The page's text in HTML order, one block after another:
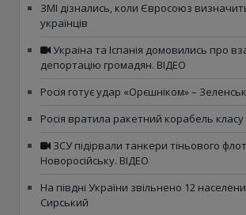
ЗМІ дізнались, коли Євросоюз
українців
Україна та Іспанія домовились про
депортацію громадян. ВІДЕО
Росія готує удар «Орєшніком» –
Росія вратила ракетний корабель
ЗСУ підірвали танкери тіньового
Новоросійську. ВІДЕО
На півдні України звільнено 12
Сирський